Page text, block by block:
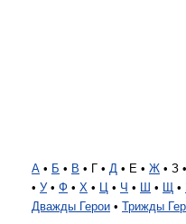
А • Б • В • Г • Д • Е • Ж • З
• У• Ф • Х • Ц • Ч • Ш • Щ •
Дважды Герои • Трижды